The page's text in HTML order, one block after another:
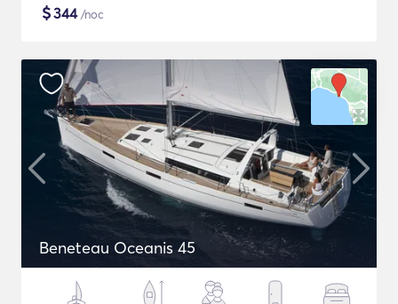
$344/noc
Beneteau Oceanis 45